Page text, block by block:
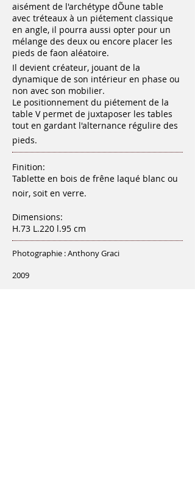
aisément de l'archétype dÕune table
avec tréteaux à un piétement classique
en angle, il pourra aussi opter pour un
mélange des deux ou encore placer les
pieds de faon aléatoire.
Il devient créateur, jouant de la
dynamique de son intérieur en phase ou
non avec son mobilier.
Le positionnement du piétement de la
table V permet de juxtaposer les tables
tout en gardant l'alternance régulire des
pieds.
Finition:
Tablette en bois de frêne laqué blanc ou
noir, soit en verre.
Dimensions:
H.73 L.220 l.95 cm
Photographie : Anthony Graci
2009